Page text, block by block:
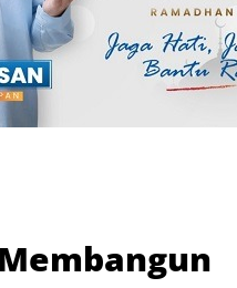
Membangun